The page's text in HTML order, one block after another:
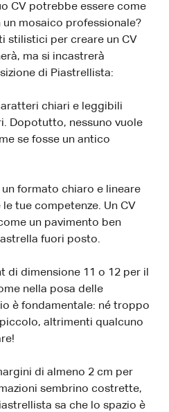
CV potrebbe essere come
mosaico professionale?
stilistici per creare un CV
ma si incastrerà
di Piastrellista:
chiari e leggibili
Dopotutto, nessuno vuole
se fosse un antico
un formato chiaro e lineare
tue competenze. Un CV
un pavimento ben
fuori posto.
di dimensione 11 o 12 per il
nella posa delle
è fondamentale: né troppo
altrimenti qualcuno
di almeno 2 cm per
sembrino costrette,
sa che lo spazio è